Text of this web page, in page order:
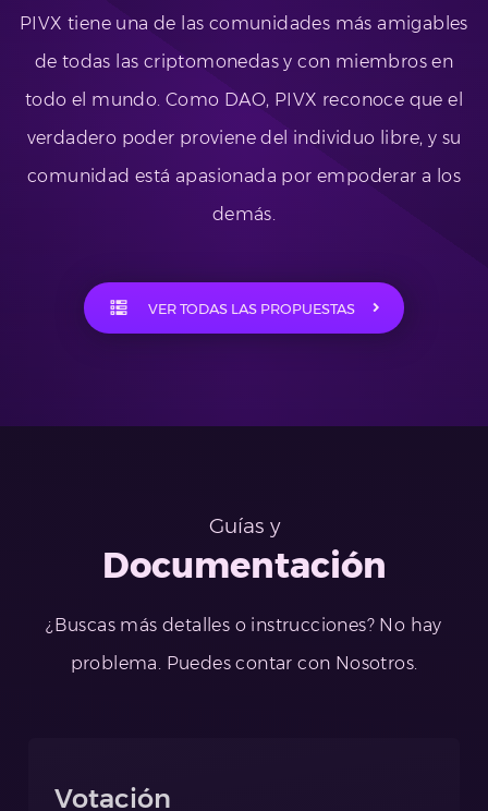
PIVX tiene una de las comunidades más amigables
de todas las criptomonedas y con miembros en
todo el mundo. Como DAO, PIVX reconoce que el
verdadero poder proviene del individuo libre, y su
comunidad está apasionada por empoderar a los
demás.
VER TODAS LAS PROPUESTAS
Guías y
Documentación
¿Buscas más detalles o instrucciones? No hay
problema. Puedes contar con Nosotros.
Votación